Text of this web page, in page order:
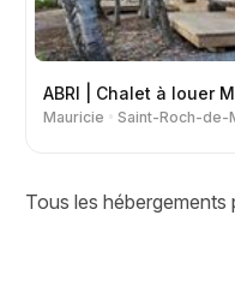
ABRI | Chalet à louer
Mauricie Saint-Roch-de-
Tous les hébergements